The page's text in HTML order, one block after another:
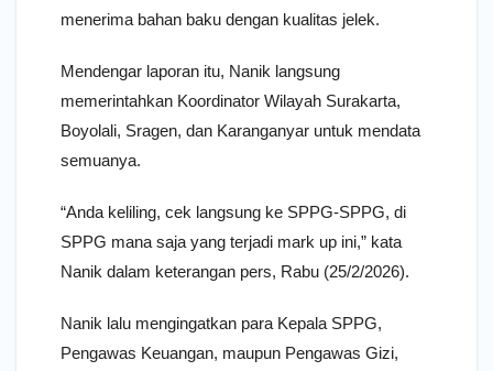
menerima bahan baku dengan kualitas jelek.
Mendengar laporan itu, Nanik langsung
memerintahkan Koordinator Wilayah Surakarta,
Boyolali, Sragen, dan Karanganyar untuk mendata
semuanya.
“Anda keliling, cek langsung ke SPPG-SPPG, di
SPPG mana saja yang terjadi mark up ini,” kata
Nanik dalam keterangan pers, Rabu (25/2/2026).
Nanik lalu mengingatkan para Kepala SPPG,
Pengawas Keuangan, maupun Pengawas Gizi,